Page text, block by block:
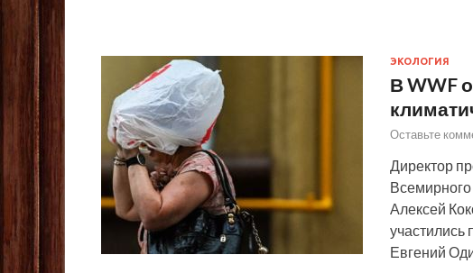
ЭКОЛОГИЯ
В WWF
Оставьте
Директор
Алексей
Евгений